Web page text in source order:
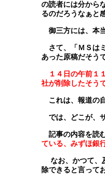
の読者には分から
るのだろうなぁと
御三方には、本
さて、「ＭＳは
あった原稿だそう
１４日の午前１
社が削除したそう
これは、報道の
では、どこが、
記事の内容を読む
ている、みずほ銀
なお、かつて、
除できると言って